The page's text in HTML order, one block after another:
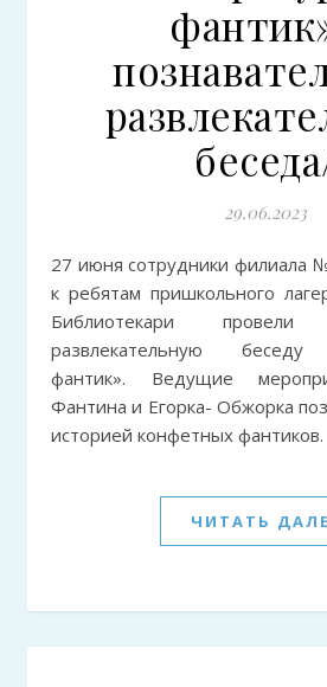
29.06.2023
27 июня сотрудники филиала №1 пришли в гости
к ребятам пришкольного
Библиотекари провели
развлекательную беседу
фантик». Ведущие
Фантина и Егорка- Обжорка
историей конфетных фантиков.
ЧИТАТЬ